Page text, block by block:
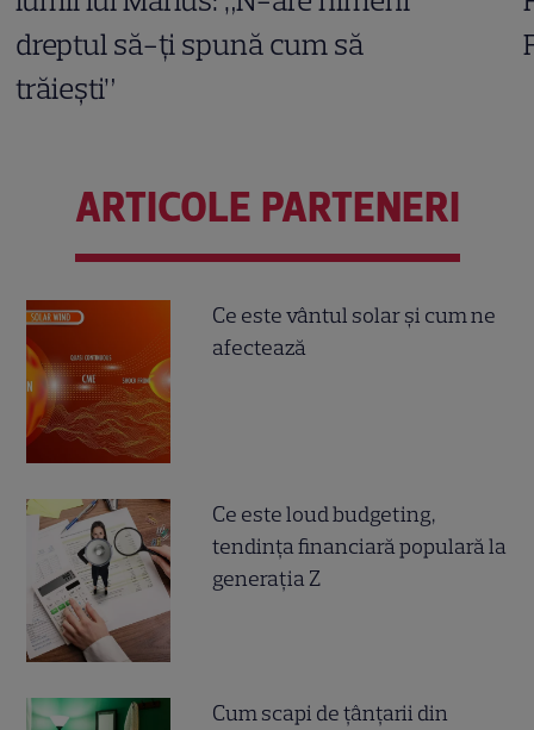
dreptul să-ți spună cum să
trăiești”
ARTICOLE PARTENERI
Ce este vântul solar și cum ne
afectează
Ce este loud budgeting,
tendința financiară populară la
generația Z
Cum scapi de țânțarii din